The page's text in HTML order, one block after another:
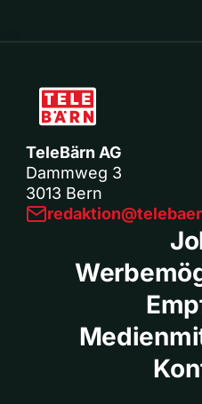
TeleBärn AG
Dammweg 3
3013 Bern